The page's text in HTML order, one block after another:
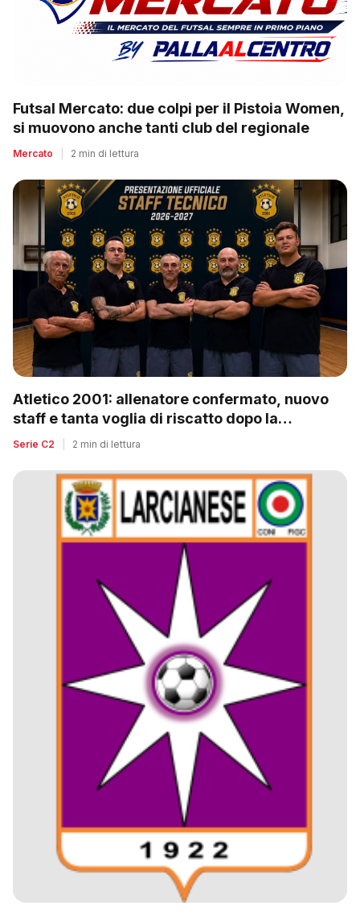
Futsal Mercato: due colpi per il Pistoia Women,
si muovono anche tanti club del regionale
Mercato 2 min di lettura
Atletico 2001: allenatore confermato, nuovo
staff e tanta voglia di riscatto dopo la
retrocessione
Serie C2 2 min di lettura